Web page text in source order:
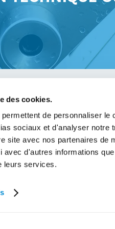
des cookies.
de personnaliser
sociaux et d'analyser notre
site avec nos partenaires de
avec d'autres informations
leurs services.
Bon à savoir
Politique de confidentialité